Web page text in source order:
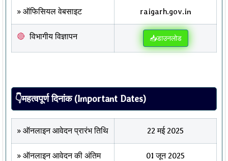
» ऑफिसियल वेबसाइट raigarh.gov.in
विभागीय विज्ञापन 📥डाउनलोड
👇महत्वपूर्ण दिनांक (Important Dates)
» ऑनलाइन आवेदन प्रारंभ तिथि 22 मई 2025
» ऑनलाइन आवेदन की अंतिम
01 जून 2025